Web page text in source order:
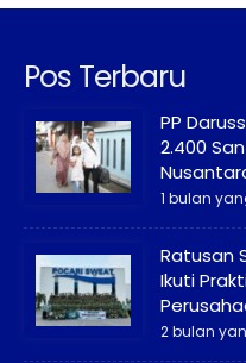
Pos Terbaru
PP
2.400
1 bulan
Ratusan
Ikuti
2 bulan